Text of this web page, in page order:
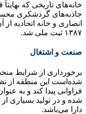
خانه‌های تاریخی که
جاذبه‌های گردشکری
انصاری و خانه اتحادیه
۱۳۸۷ ثبت ملی شد.
صنعت و اشتغال
برخورداری از شرایط
شده‌است این منطقه از
فراوانی پیدا کند و به
شده و در تولید بسیاری
دارا می‌باشد.